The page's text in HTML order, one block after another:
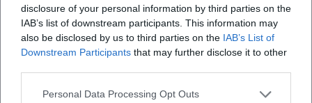
disclosure of your personal information by third parties on the
IAB’s list of downstream participants. This information may
also be disclosed by us to third parties on the IAB’s List of
Downstream Participants that may further disclose it to other
Personal Data Processing Opt Outs
Ist das Terrassenfest der DJK Weiden barrierefrei?
Findet das Terrassenfest bei jedem Wetter statt?